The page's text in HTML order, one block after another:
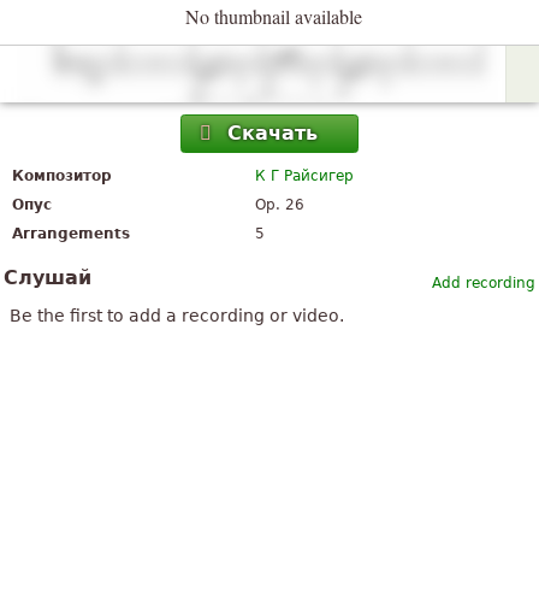
No thumbnail available
Скачать
Композитор
К Г Райсигер
Опус
Op. 26
Arrangements
5
Add recording
Слушай
Be the first to add a recording or video.